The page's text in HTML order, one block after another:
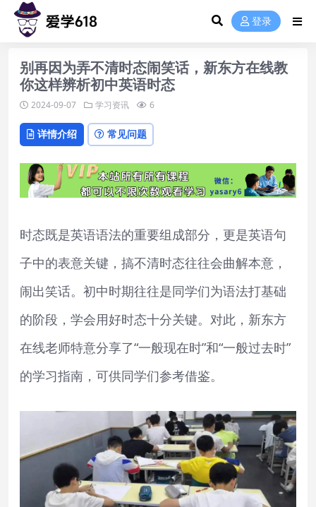
登录
别再因为弄不清时态闹笑话，新东方在线教
你这样辨析初中英语时态
2024-09-07 学习资讯 6
详情介绍 常见问题
时态既是英语语法的重要组成部分，更是英语句
子中的表意关键，搞不清时态往往会曲解本意，
闹出笑话。初中时期往往是同学们为语法打基础
的阶段，学会用好时态十分关键。对此，新东方
在线老师特意分享了“一般现在时”和“一般过去时”
的学习指南，可供同学们参考借鉴。